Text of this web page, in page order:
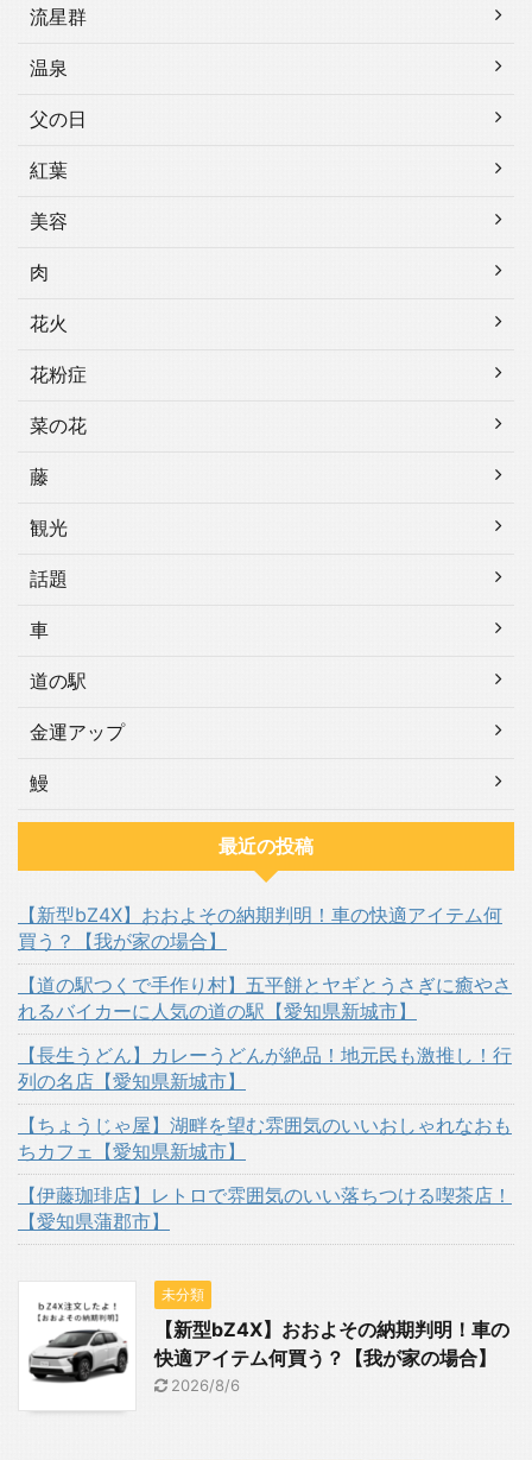
流星群
温泉
父の日
紅葉
美容
肉
花火
花粉症
菜の花
藤
観光
話題
車
道の駅
金運アップ
鰻
最近の投稿
【新型bZ4X】おおよその納期判明！車の快適アイテム何
買う？【我が家の場合】
【道の駅つくで手作り村】五平餅とヤギとうさぎに癒やさ
れるバイカーに人気の道の駅【愛知県新城市】
【長生うどん】カレーうどんが絶品！地元民も激推し！行
列の名店【愛知県新城市】
【ちょうじゃ屋】湖畔を望む雰囲気のいいおしゃれなおも
ちカフェ【愛知県新城市】
【伊藤珈琲店】レトロで雰囲気のいい落ちつける喫茶店！
【愛知県蒲郡市】
未分類
【新型bZ4X】おおよその納期判明！車の
快適アイテム何買う？【我が家の場合】
2026/8/6